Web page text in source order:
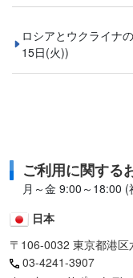
ロシアとウクライナ
15日(火))
ご利用に関する
月～金 9:00～18:00 (
日本
〒106-0032 東京都港
03-4241-3907